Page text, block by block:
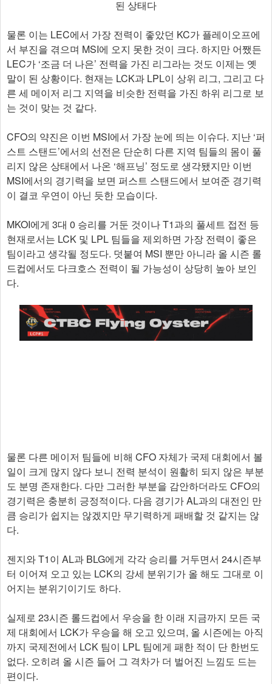
된 상태다
물론 이는 LEC에서 가장 전력이 좋았던 KC가 플레이오프에
서 부진을 겪으며 MSI에 오지 못한 것이 크다. 하지만 어쨌든
LEC가 ‘조금 더 나은’ 전력을 가진 리그라는 것도 이제는 옛
말이 된 상황이다. 현재는 LCK과 LPL이 상위 리그, 그리고 다
른 세 메이저 리그 지역을 비슷한 전력을 가진 하위 리그로 보
는 것이 맞는 것 같다.
CFO의 약진은 이번 MSI에서 가장 눈에 띄는 이슈다. 지난 ‘퍼
스트 스탠드’에서의 선전은 단순히 다른 지역 팀들의 몸이 풀
리지 않은 상태에서 나온 ‘해프닝’ 정도로 생각됐지만 이번
MSI에서의 경기력을 보면 퍼스트 스탠드에서 보여준 경기력
이 결코 우연이 아닌 듯한 모습이다.
MKOI에게 3대 0 승리를 거둔 것이나 T1과의 풀세트 접전 등
현재로서는 LCK 및 LPL 팀들을 제외하면 가장 전력이 좋은
팀이라고 생각될 정도다. 덧붙여 MSI 뿐만 아니라 올 시즌 롤
드컵에서도 다크호스 전력이 될 가능성이 상당히 높아 보인
다.
물론 다른 메이저 팀들에 비해 CFO 자체가 국제 대회에서 볼
일이 크게 많지 않다 보니 전력 분석이 원활히 되지 않은 부분
도 분명 존재한다. 다만 그러한 부분을 감안하더라도 CFO의
경기력은 충분히 긍정적이다. 다음 경기가 AL과의 대전인 만
큼 승리가 쉽지는 않겠지만 무기력하게 패배할 것 같지는 않
다.
젠지와 T1이 AL과 BLG에게 각각 승리를 거두면서 24시즌부
터 이어져 오고 있는 LCK의 강세 분위기가 올 해도 그대로 이
어지는 분위기이기도 하다.
실제로 23시즌 롤드컵에서 우승을 한 이래 지금까지 모든 국
제 대회에서 LCK가 우승을 해 오고 있으며, 올 시즌에는 아직
까지 국제전에서 LCK 팀이 LPL 팀에게 패한 적이 단 한번도
없다. 오히려 올 시즌 들어 그 격차가 더 벌어진 느낌도 드는
편이다.